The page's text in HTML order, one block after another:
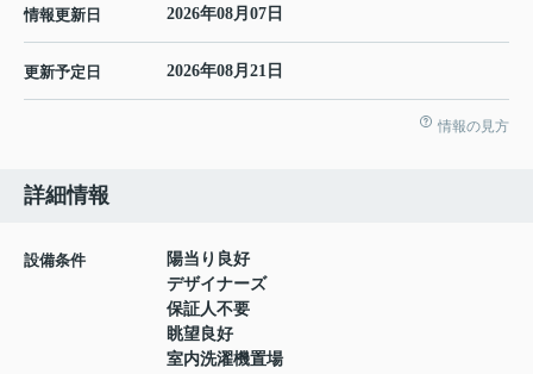
情報更新日 2026年08月07日
更新予定日 2026年08月21日
情報の見方
詳細情報
設備条件
陽当り良好
デザイナーズ
保証人不要
眺望良好
室内洗濯機置場